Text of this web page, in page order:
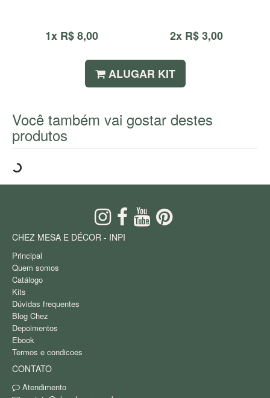
1x R$ 8,00 2x R$ 3,00
ALUGAR KIT
Você também vai gostar destes
produtos
CHEZ MESA E DÉCOR - INPI
Principal
Quem somos
Catálogo
Kits
Dúvidas frequentes
Blog Chez
Depoimentos
Ebook
Termos e condicoes
CONTATO
Atendimento